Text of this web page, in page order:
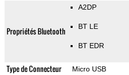
Propriétés Bluetooth
A2DP
BT LE
BT EDR
Type de Connecteur Micro USB